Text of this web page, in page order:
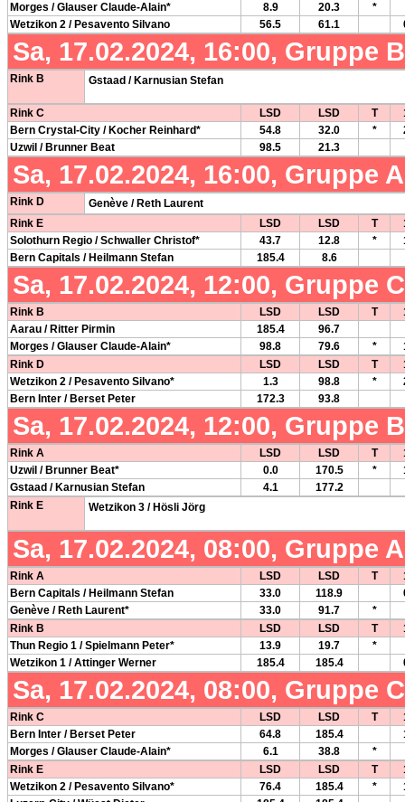
Morges / Glauser Claude-Alain*
8.9 20.3
*
Wetzikon 2 / Pesavento Silvano
56.5 61.1
Sa, 17.02.2024, 16:00, Gruppe
Rink B Gstaad / Karnusian Stefan
Rink C LSD LSD T
Bern Crystal-City / Kocher Reinhard*
54.8 32.0 *
Uzwil / Brunner Beat
98.5 21.3
Sa, 17.02.2024, 16:00, Gruppe
Rink D
Genève / Reth Laurent
Rink E
LSD LSD T
Solothurn Regio / Schwaller Christof*
43.7 12.8 *
Bern Capitals / Heilmann Stefan
185.4 8.6
Sa, 17.02.2024, 12:00, Gruppe
Rink B LSD LSD T
Aarau / Ritter Pirmin
185.4
96.7
Morges / Glauser Claude-Alain*
98.8 79.6 *
Rink D
LSD LSD T
Wetzikon 2 / Pesavento Silvano*
1.3 98.8 *
Bern Inter / Berset Peter
172.3 93.8
Sa, 17.02.2024, 12:00, Gruppe
Rink A LSD LSD T
Uzwil / Brunner Beat*
0.0 170.5 *
Gstaad / Karnusian Stefan
4.1
177.2
Rink E
Wetzikon 3 / Hösli Jörg
Sa, 17.02.2024, 08:00, Gruppe
Rink A LSD LSD T
Bern Capitals / Heilmann Stefan
33.0 118.9
Genève / Reth Laurent*
33.0 91.7
*
Rink B
LSD LSD T
Thun Regio 1 / Spielmann Peter*
13.9 19.7
*
Wetzikon 1 / Attinger Werner
185.4 185.4
Sa, 17.02.2024, 08:00, Gruppe
Rink C LSD LSD T
Bern Inter / Berset Peter
64.8 185.4
Morges / Glauser Claude-Alain*
6.1 38.8
*
Rink E
LSD LSD T
Wetzikon 2 / Pesavento Silvano*
76.4 185.4 *